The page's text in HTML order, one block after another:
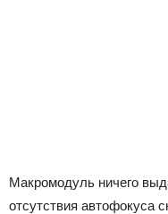
Макромодуль ничего
отсутствия автофокуса